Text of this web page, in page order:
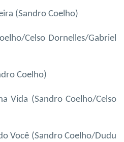
(Sandro Coelho)
Celso Dornelles/Gabriel
Coelho)
Vida (Sandro Coelho/Celso
Você (Sandro Coelho/Dudu